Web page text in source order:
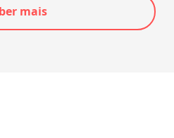
mais